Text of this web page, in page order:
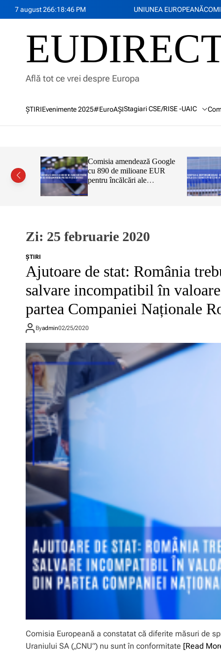
n
7 august 266:18:47 PM UNIUNEA EUROPEANĂ
Află tot ce vrei despre Europa
ŞTIRIEvenimente 2025#EuroAȘIStagiari CSE/RISE -UAIC
a
privind
Comisia amendează Google
cu 890 de milioane EUR
pentru încălcări ale
piețele digitale
Zi: 25 februarie 2020
ŞTIRI
Ajutoare de stat: România
salvare incompatibil în
partea Companiei Naționale
Byadmin02/25/2020
Comisia Europeană a constatat că diferite măsuri de
Uraniului SA („CNU”) nu sunt în conformitate [Read